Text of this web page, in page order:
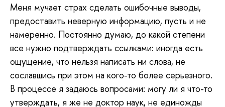
Меня мучает страх сделать ошибочные выводы,
предоставить неверную информацию, пусть и не
намеренно. Постоянно думаю, до какой степени
все нужно подтверждать ссылками: иногда есть
ощущение, что нельзя написать ни слова, не
сославшись при этом на кого-то более серьезного.
В процессе я задаюсь вопросами: могу ли я что-то
утверждать, я же не доктор наук, не единожды